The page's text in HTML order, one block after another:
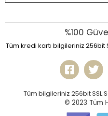
%100
Tüm kredi kartı bilgileriniz 256bit
Tüm bilgileriniz 256bit SSL
© 2023 Tüm